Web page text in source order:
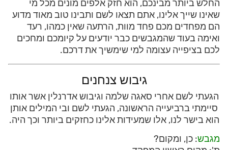
החלש ביותר מבינכם, הוא חזק אלפים מונים מכל מי
שאינו שייך אלינו, אתם תצאו לשם ותבינו טוב מאוד מדוע
הם מפחדים מכם פחד מוות, הרתעה שאין כמהו, רעד
ואימה בעוד שהמגבשים כבר יודעים על קיומכם ומחכים
לכם בציפייה עצומה למי שימשיך את דרכם.
גיבוש צנחנים
הגעתי לשם אחרי סאגה שלמה וגיבוש אדרנלין אשר אותו
סיימתי ברביעייה הראשונה, הגעתי לשם ובי המילים אותן
הוא בישר לנו, אלו שמעידות אלינו כחזקים ביותר וכך היה.
מגבש: כן, ומקום?